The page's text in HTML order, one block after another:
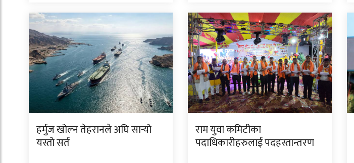
हर्मुज खोल्न तेहरानले अघि सार्‍यो
यस्तो सर्त
राम युवा कमिटीका
पदाधिकारीहरुलाई पदहस्तान्तरण